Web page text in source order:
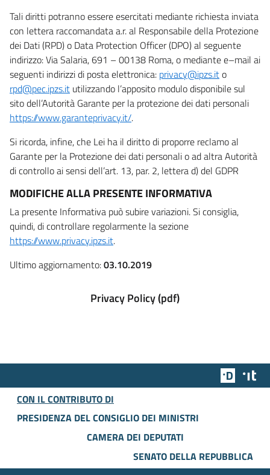
Tali diritti potranno essere esercitati mediante richiesta inviata
con lettera raccomandata a.r. al Responsabile della Protezione
dei Dati (RPD) o Data Protection Officer (DPO) al seguente
indirizzo: Via Salaria, 691 – 00138 Roma, o mediante e–mail ai
seguenti indirizzi di posta elettronica: privacy@ipzs.ito
rpd@pec.ipzs.it utilizzando l’apposito modulo disponibile sul
sito dell’Autorità Garante per la protezione dei dati personali
https://www.garanteprivacy.it/.
Si ricorda, infine, che Lei ha il diritto di proporre reclamo al
Garante per la Protezione dei dati personali o ad altra Autorità
di controllo ai sensi dell’art. 13, par. 2, lettera d) del GDPR
MODIFICHE ALLA PRESENTE INFORMATIVA
La presente Informativa può subire variazioni. Si consiglia,
quindi, di controllare regolarmente la sezione
https://www.privacy.ipzs.it.
Ultimo aggiornamento:03.10.2019
Privacy Policy (pdf)
Team
CON IL CONTRIBUTO DI
PRESIDENZA DEL CONSIGLIO DEI MINISTRI
CAMERA DEI DEPUTATI
SENATO DELLA REPUBBLICA